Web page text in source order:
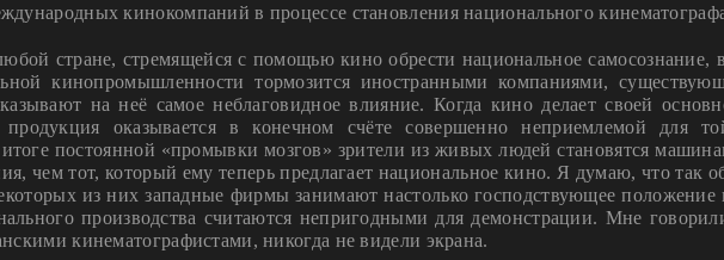
кинокомпаний в процессе становления национального
стране, стремящейся с помощью кино обрести национальное самосознание,
кинопромышленности тормозится иностранными компаниями,
на неё самое неблаговидное влияние. Когда кино делает своей
продукция оказывается в конечном счёте совершенно неприемлемой для
итоге постоянной «промывки мозгов» зрители из живых людей становятся
чем тот, который ему теперь предлагает национальное кино. Я думаю, что так
из них западные фирмы занимают настолько господствующее положение
производства считаются непригодными для демонстрации. Мне
кинематографистами, никогда не видели экрана.